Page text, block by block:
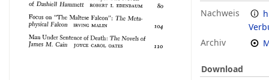
Nachweis
Archiv
Download